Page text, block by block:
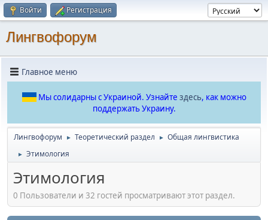
Войти Регистрация
Лингвофорум
Главное меню
Мы солидарны с Украиной. Узнайте здесь, как можно
поддержать Украину.
Лингвофорум ► Теоретический раздел ► Общая лингвистика
► Этимология
Этимология
0 Пользователи и 32 гостей просматривают этот раздел.